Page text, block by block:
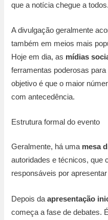
que a notícia chegue a todos.
A divulgação geralmente
também em meios mais
Hoje em dia, as mídias
ferramentas poderosas
objetivo é que o maior
com antecedência.
Estrutura formal do evento
Geralmente, há uma mesa
autoridades e técnicos, que
responsáveis por
Depois daapresentação
começa a fase de debates.